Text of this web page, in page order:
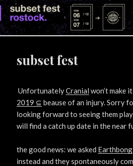
subset fest
UnfortunatelyCranial won’t make
2019 ⊆ beause of an injury. Sorry
looking forward to seeing them
will find a catch up date in the near
the good news: we asked Earthbong
instead and they spontaneously